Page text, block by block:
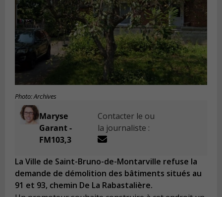
Photo: Archives
Maryse
Garant -
FM103,3
Contacter le ou
la journaliste :
La Ville de Saint-Bruno-de-Montarville refuse la
demande de démolition des bâtiments situés au
91 et 93, chemin De La Rabastalière.